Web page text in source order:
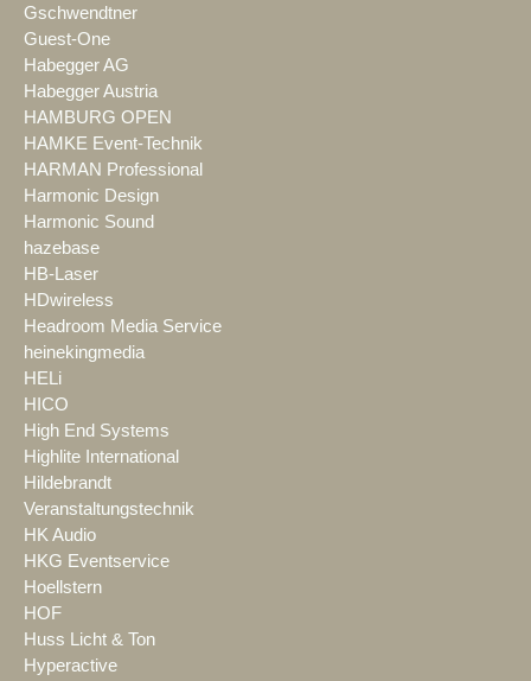
Gschwendtner
Guest-One
Habegger AG
Habegger Austria
HAMBURG OPEN
HAMKE Event-Technik
HARMAN Professional
Harmonic Design
Harmonic Sound
hazebase
HB-Laser
HDwireless
Headroom Media Service
heinekingmedia
HELi
HICO
High End Systems
Highlite International
Hildebrandt
Veranstaltungstechnik
HK Audio
HKG Eventservice
Hoellstern
HOF
Huss Licht & Ton
Hyperactive